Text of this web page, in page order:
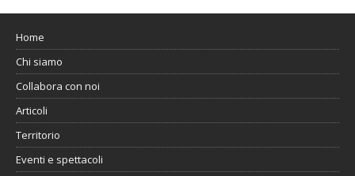
Home
Chi siamo
Collabora con noi
Articoli
Territorio
Eventi e spettacoli